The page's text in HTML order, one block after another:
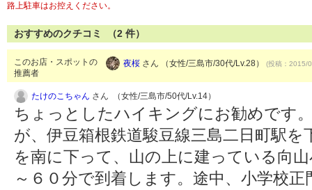
路上駐車はお控えください。
おすすめのクチコミ （2 件）
このお店・スポットの
推薦者
夜桜 さん （女性/三島市/30代/Lv.28） (投稿：2015/
たけのこちゃん さん （女性/三島市/50代/Lv.14）
ちょっとしたハイキングにお勧めです
が、伊豆箱根鉄道駿豆線三島二日町駅
を南に下って、山の上に建っている向
～６０分で到着します。途中、小学校